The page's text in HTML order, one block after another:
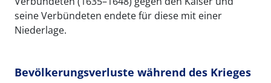
seine Verbündeten endete für diese mit einer
Niederlage.
Bevölkerungsverluste während des Krieges